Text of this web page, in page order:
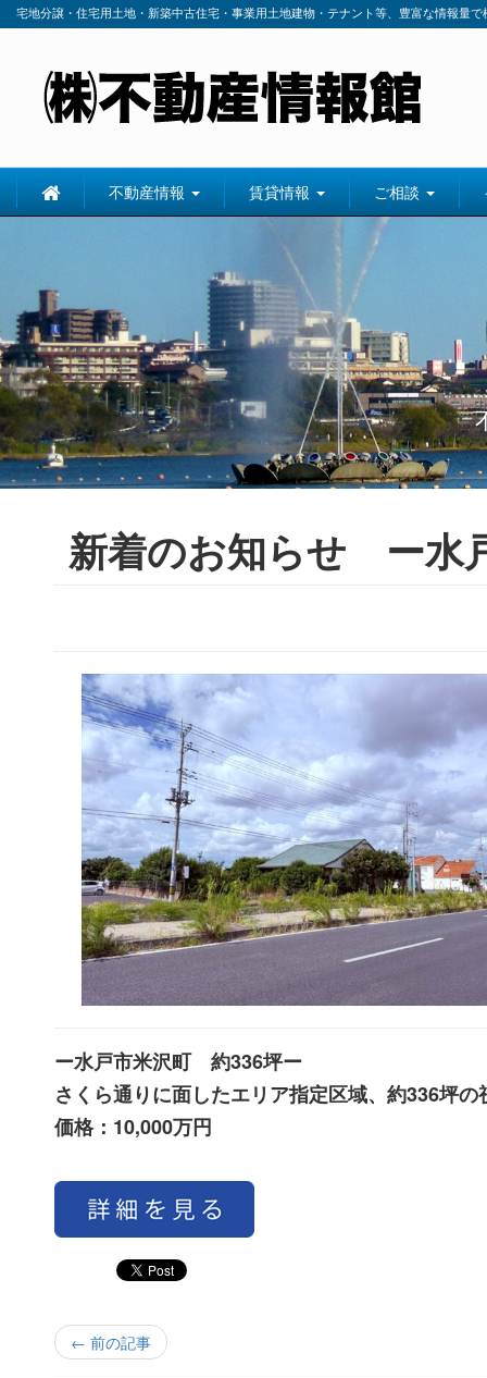
宅地分譲・住宅用土地・新築中古住宅・事業用土地建物・テナント等、豊富な情報量
不動産情報 賃貸情報 ご相談
新着のお知らせ ー水
ー水戸市米沢町 約336坪ー
さくら通りに面したエリア指定区域、約336坪
価格：10,000万円
← 前の記事